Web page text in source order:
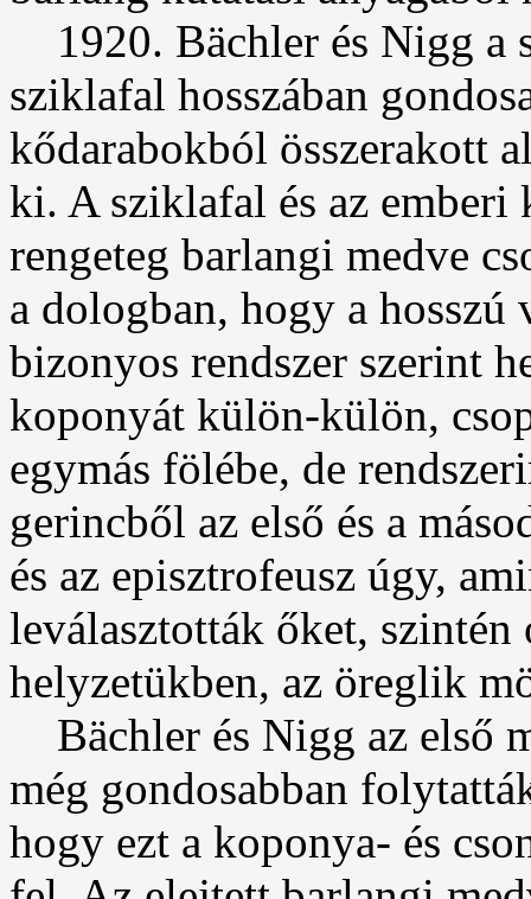
1920. Bächler és Nigg a
sziklafal hosszában
kődarabokból összerakott
ki. A sziklafal és az emberi
rengeteg barlangi medve
a dologban, hogy a hosszú
bizonyos rendszer szerint
koponyát külön-külön,
egymás fölébe, de
gerincből az első és a
és az episztrofeusz úgy,
leválasztották őket, szintén
helyzetükben, az öreglik
Bächler és Nigg az első
még gondosabban
hogy ezt a koponya- és